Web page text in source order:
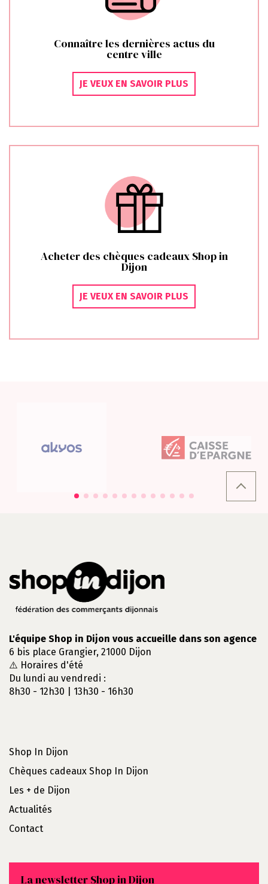
Connaître les dernières actus du
centre ville
JE VEUX EN SAVOIR PLUS
Acheter des chèques cadeaux Shop in
Dijon
JE VEUX EN SAVOIR PLUS
L'équipe Shop in Dijon vous accueille dans son agence
6 bis place Grangier, 21000 Dijon
⚠️ Horaires d'été
Du lundi au vendredi :
8h30 - 12h30 | 13h30 - 16h30
Shop In Dijon
Chèques cadeaux Shop In Dijon
Les + de Dijon
Actualités
Contact
La newsletter Shop in Dijon